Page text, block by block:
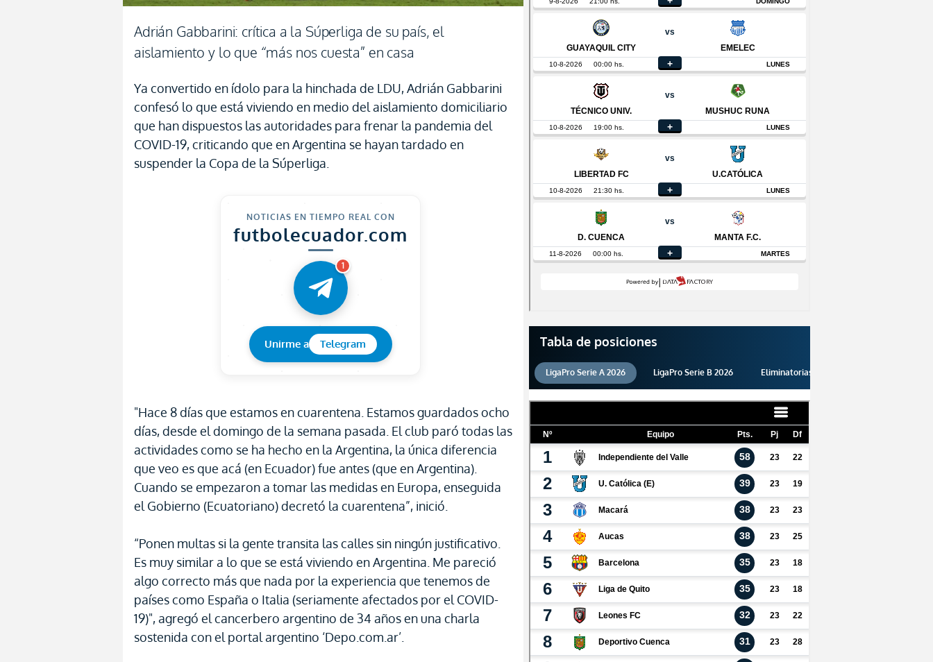
Adrián Gabbarini: crítica a la Súperliga de su país, el
aislamiento y lo que “más nos cuesta” en casa
Ya convertido en ídolo para la hinchada de LDU, Adrián Gabbarini
confesó lo que está viviendo en medio del aislamiento domiciliario
que han dispuestos las autoridades para frenar la pandemia del
COVID-19, criticando que en Argentina se hayan tardado en
suspender la Copa de la Súperliga.
NOTICIAS EN TIEMPO REAL CON
futbolecuador.com
1
Unirme a Telegram
"Hace 8 días que estamos en cuarentena. Estamos guardados ocho
días, desde el domingo de la semana pasada. El club paró todas las
actividades como se ha hecho en la Argentina, la única diferencia
que veo es que acá (en Ecuador) fue antes (que en Argentina).
Cuando se empezaron a tomar las medidas en Europa, enseguida
el Gobierno (Ecuatoriano) decretó la cuarentena”, inició.
“Ponen multas si la gente transita las calles sin ningún justificativo.
Es muy similar a lo que se está viviendo en Argentina. Me pareció
algo correcto más que nada por la experiencia que tenemos de
países como España o Italia (seriamente afectados por el COVID-
19)", agregó el cancerbero argentino de 34 años en una charla
sostenida con el portal argentino ‘Depo.com.ar’.
Tabla de posiciones
LigaPro Serie A 2026 LigaPro Serie B 2026 Eliminatorias 2026